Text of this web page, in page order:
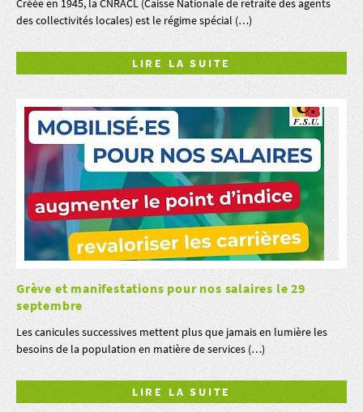
Créée en 1945, la CNRACL (Caisse Nationale de retraite des agents
des collectivités locales) est le régime spécial (…)
LIRE LA SUITE
Grève et manifestations pour nos salaires le 29
septembre
Les canicules successives mettent plus que jamais en lumière les
besoins de la population en matière de services (…)
LIRE LA SUITE